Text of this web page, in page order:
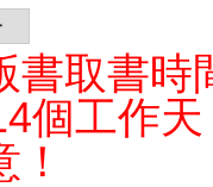
書取書時
個工作天